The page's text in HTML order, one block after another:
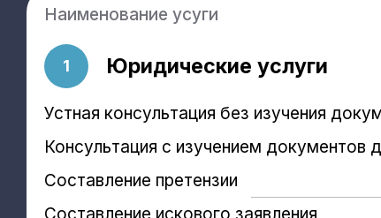
Наименование усуги
1 Юридические услуги
Устная консультация без изучения
Консультация с изучением документов
Составление претензии
Составление искового заявления